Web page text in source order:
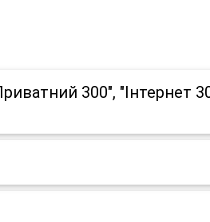
300", "Інтернет